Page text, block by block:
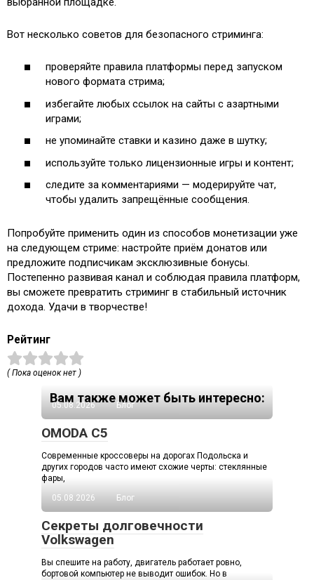
Вот несколько советов для безопасного стриминга:
проверяйте правила платформы перед запуском
нового формата стрима;
избегайте любых ссылок на сайты с азартными
играми;
не упоминайте ставки и казино даже в шутку;
используйте только лицензионные игры и контент;
следите за комментариями — модерируйте чат,
чтобы удалить запрещённые сообщения.
Попробуйте применить один из способов монетизации уже
на следующем стриме: настройте приём донатов или
предложите подписчикам эксклюзивные бонусы.
Постепенно развивая канал и соблюдая правила платформ,
вы сможете превратить стриминг в стабильный источник
дохода. Удачи в творчестве!
Рейтинг
( Пока оценок нет )
Вам также может быть интересно:
05.08.2026 Блог
OMODA C5
Современные кроссоверы на дорогах Подольска и
других городов часто имеют схожие черты: стеклянные
фары,
05.08.2026
Блог
Секреты долговечности
Volkswagen
Вы спешите на работу, двигатель работает ровно,
бортовой компьютер не выводит ошибок. Но в